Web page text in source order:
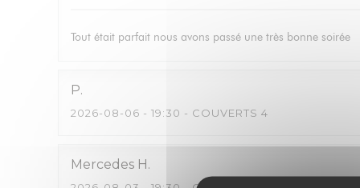
Tout était parfait nous avons passé une très bonne soirée
P
2026-08-06 - 19:30 - COUVERTS 4
Mercedes H